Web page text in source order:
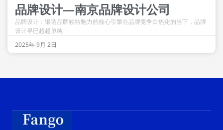
品牌设计—南京品牌设计公司
品牌设计：锻造品牌独特魅力的核心引擎在品牌竞争白热化的当下，品牌
设计早已超越单纯
2025年 9月 2日